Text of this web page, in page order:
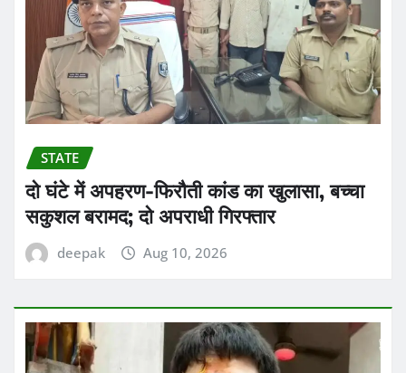
STATE
दो घंटे में अपहरण-फिरौती कांड का खुलासा, बच्चा
सकुशल बरामद; दो अपराधी गिरफ्तार
deepak Aug 10, 2026